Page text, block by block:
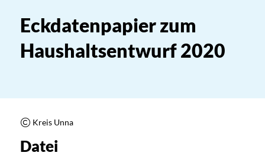
Eckdatenpapier zum
Haushaltsentwurf 2020
Kreis Unna
Datei